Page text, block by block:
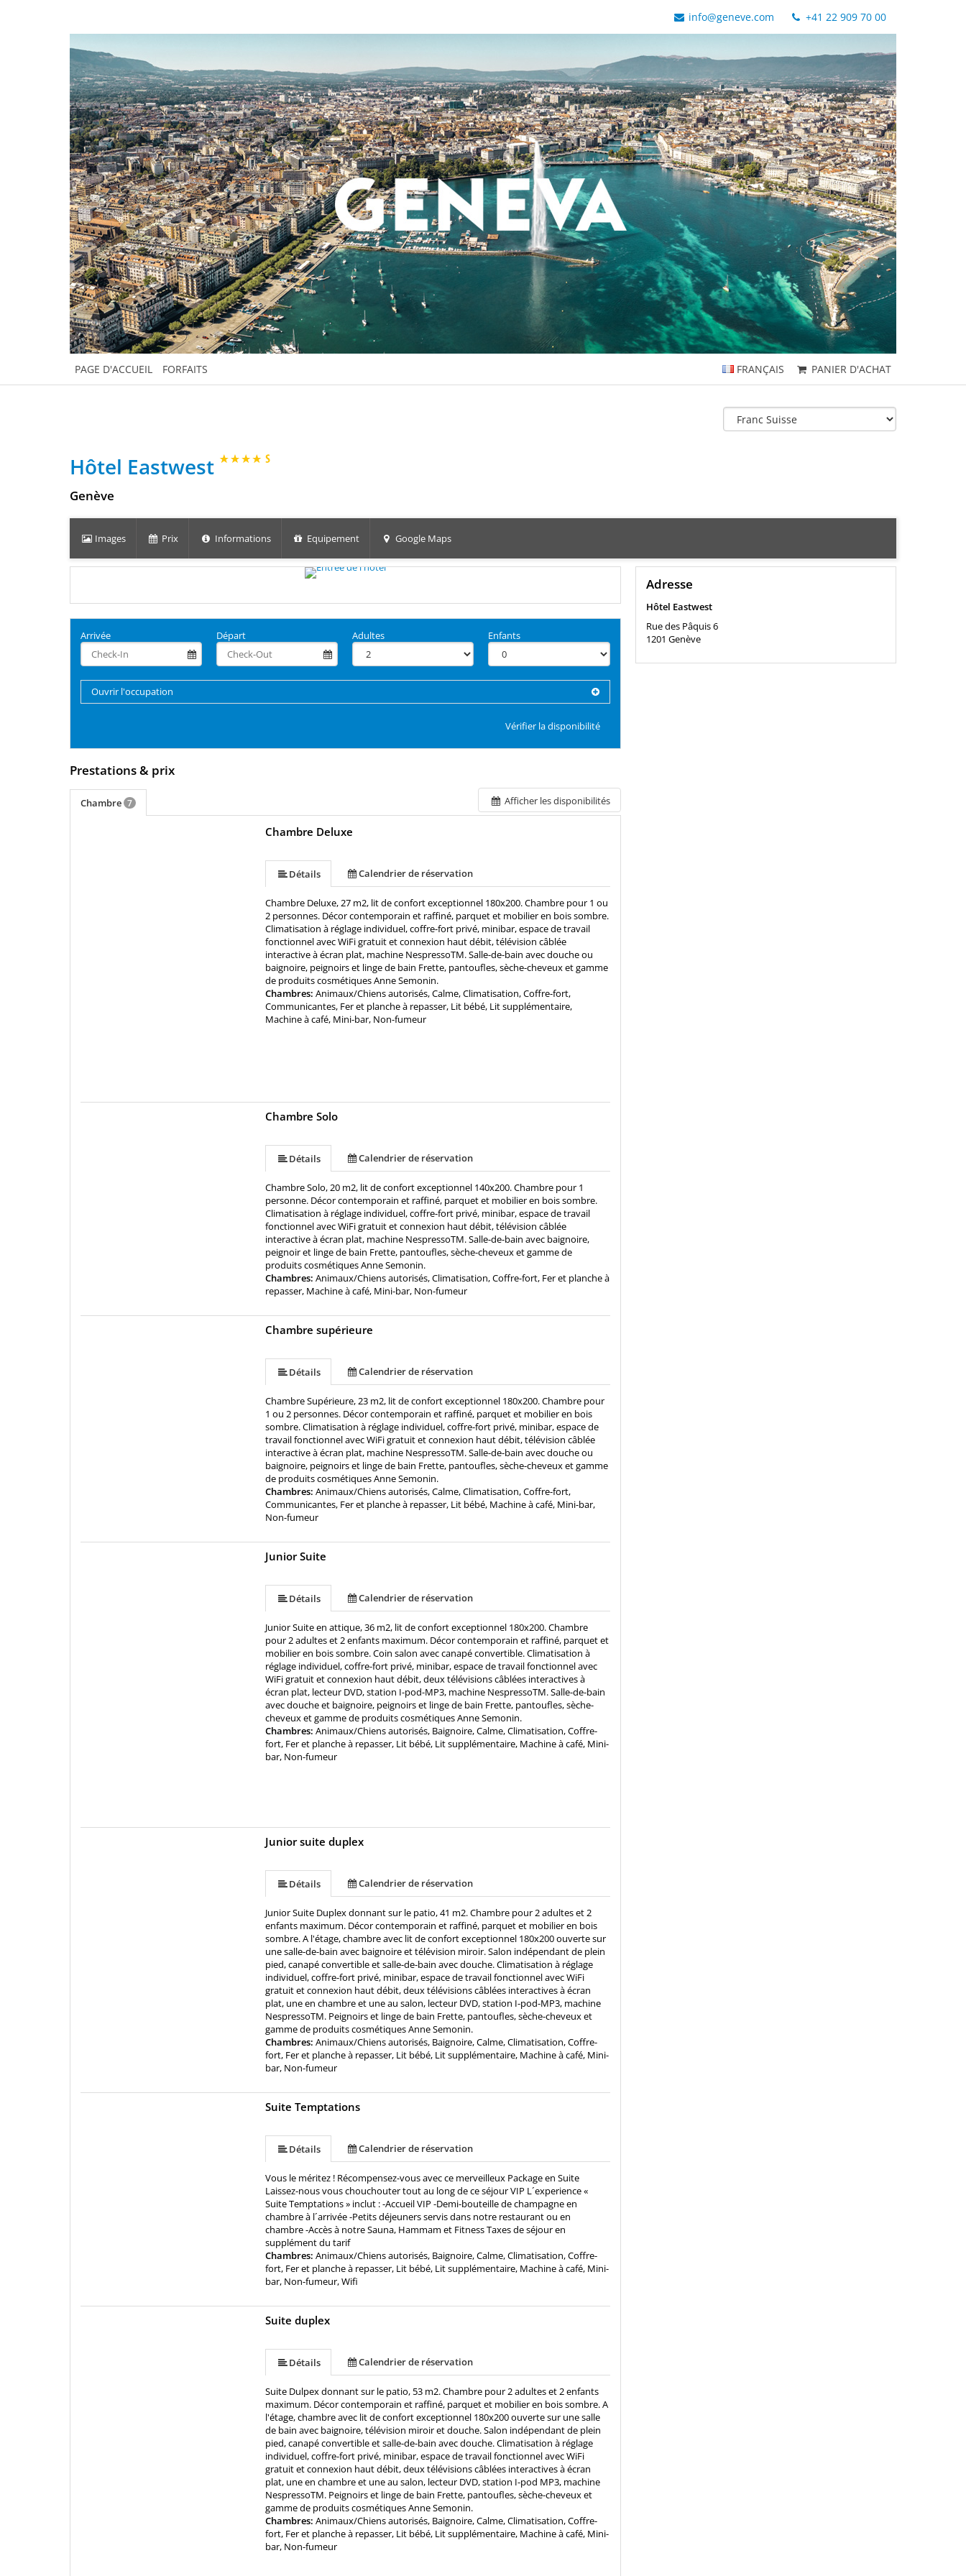
info@geneve.com +41 22 909 70 00
FRANÇAIS PANIER D'ACHAT
PAGE D'ACCUEIL FORFAITS
Hôtel Eastwest
Genève
Images Prix Informations Equipement Google Maps
Arrivée Départ Adultes Enfants
Ouvrir l'occupation
Vérifier la disponibilité
Afficher les disponibilités
Prestations & prix
Chambre 7
Chambre Deluxe
Détails Calendrier de réservation
Chambre Deluxe, 27 m2, lit de confort exceptionnel 180x200. Chambre pour 1 ou
2 personnes. Décor contemporain et raffiné, parquet et mobilier en bois sombre.
Climatisation à réglage individuel, coffre-fort privé, minibar, espace de travail
fonctionnel avec WiFi gratuit et connexion haut débit, télévision câblée
interactive à écran plat, machine NespressoTM. Salle-de-bain avec douche ou
baignoire, peignoirs et linge de bain Frette, pantoufles, sèche-cheveux et gamme
de produits cosmétiques Anne Semonin.
Chambres:Animaux/Chiens autorisés, Calme, Climatisation, Coffre-fort,
Communicantes, Fer et planche à repasser, Lit bébé, Lit supplémentaire,
Machine à café, Mini-bar, Non-fumeur
Chambre Solo
Détails Calendrier de réservation
Chambre Solo, 20 m2, lit de confort exceptionnel 140x200. Chambre pour 1
personne. Décor contemporain et raffiné, parquet et mobilier en bois sombre.
Climatisation à réglage individuel, coffre-fort privé, minibar, espace de travail
fonctionnel avec WiFi gratuit et connexion haut débit, télévision câblée
interactive à écran plat, machine NespressoTM. Salle-de-bain avec baignoire,
peignoir et linge de bain Frette, pantoufles, sèche-cheveux et gamme de
produits cosmétiques Anne Semonin.
Chambres:Animaux/Chiens autorisés, Climatisation, Coffre-fort, Fer et planche à
repasser, Machine à café, Mini-bar, Non-fumeur
Chambre supérieure
Détails Calendrier de réservation
Chambre Supérieure, 23 m2, lit de confort exceptionnel 180x200. Chambre pour
1 ou 2 personnes. Décor contemporain et raffiné, parquet et mobilier en bois
sombre. Climatisation à réglage individuel, coffre-fort privé, minibar, espace de
travail fonctionnel avec WiFi gratuit et connexion haut débit, télévision câblée
interactive à écran plat, machine NespressoTM. Salle-de-bain avec douche ou
baignoire, peignoirs et linge de bain Frette, pantoufles, sèche-cheveux et gamme
de produits cosmétiques Anne Semonin.
Chambres:Animaux/Chiens autorisés, Calme, Climatisation, Coffre-fort,
Communicantes, Fer et planche à repasser, Lit bébé, Machine à café, Mini-bar,
Non-fumeur
Junior Suite
Détails Calendrier de réservation
Junior Suite en attique, 36 m2, lit de confort exceptionnel 180x200. Chambre
pour 2 adultes et 2 enfants maximum. Décor contemporain et raffiné, parquet et
mobilier en bois sombre. Coin salon avec canapé convertible. Climatisation à
réglage individuel, coffre-fort privé, minibar, espace de travail fonctionnel avec
WiFi gratuit et connexion haut débit, deux télévisions câblées interactives à
écran plat, lecteur DVD, station I-pod-MP3, machine NespressoTM. Salle-de-bain
avec douche et baignoire, peignoirs et linge de bain Frette, pantoufles, sèche-
cheveux et gamme de produits cosmétiques Anne Semonin.
Chambres:Animaux/Chiens autorisés, Baignoire, Calme, Climatisation, Coffre-
fort, Fer et planche à repasser, Lit bébé, Lit supplémentaire, Machine à café, Mini-
bar, Non-fumeur
Junior suite duplex
Détails Calendrier de réservation
Junior Suite Duplex donnant sur le patio, 41 m2. Chambre pour 2 adultes et 2
enfants maximum. Décor contemporain et raffiné, parquet et mobilier en bois
sombre. A l'étage, chambre avec lit de confort exceptionnel 180x200 ouverte sur
une salle-de-bain avec baignoire et télévision miroir. Salon indépendant de plein
pied, canapé convertible et salle-de-bain avec douche. Climatisation à réglage
individuel, coffre-fort privé, minibar, espace de travail fonctionnel avec WiFi
gratuit et connexion haut débit, deux télévisions câblées interactives à écran
plat, une en chambre et une au salon, lecteur DVD, station I-pod-MP3, machine
NespressoTM. Peignoirs et linge de bain Frette, pantoufles, sèche-cheveux et
gamme de produits cosmétiques Anne Semonin.
Chambres:Animaux/Chiens autorisés, Baignoire, Calme, Climatisation, Coffre-
fort, Fer et planche à repasser, Lit bébé, Lit supplémentaire, Machine à café, Mini-
bar, Non-fumeur
Suite Temptations
Détails Calendrier de réservation
Vous le méritez ! Récompensez-vous avec ce merveilleux Package en Suite
Laissez-nous vous chouchouter tout au long de ce séjour VIP L´experience «
Suite Temptations » inclut : -Accueil VIP -Demi-bouteille de champagne en
chambre à l´arrivée -Petits déjeuners servis dans notre restaurant ou en
chambre -Accès à notre Sauna, Hammam et Fitness Taxes de séjour en
supplément du tarif
Chambres:Animaux/Chiens autorisés, Baignoire, Calme, Climatisation, Coffre-
fort, Fer et planche à repasser, Lit bébé, Lit supplémentaire, Machine à café, Mini-
bar, Non-fumeur, Wifi
Suite duplex
Détails Calendrier de réservation
Suite Dulpex donnant sur le patio, 53 m2. Chambre pour 2 adultes et 2 enfants
maximum. Décor contemporain et raffiné, parquet et mobilier en bois sombre. A
l'étage, chambre avec lit de confort exceptionnel 180x200 ouverte sur une salle
de bain avec baignoire, télévision miroir et douche. Salon indépendant de plein
pied, canapé convertible et salle-de-bain avec douche. Climatisation à réglage
individuel, coffre-fort privé, minibar, espace de travail fonctionnel avec WiFi
gratuit et connexion haut débit, deux télévisions câblées interactives à écran
plat, une en chambre et une au salon, lecteur DVD, station I-pod MP3, machine
NespressoTM. Peignoirs et linge de bain Frette, pantoufles, sèche-cheveux et
gamme de produits cosmétiques Anne Semonin.
Chambres:Animaux/Chiens autorisés, Baignoire, Calme, Climatisation, Coffre-
fort, Fer et planche à repasser, Lit bébé, Lit supplémentaire, Machine à café, Mini-
bar, Non-fumeur
Adresse
Hôtel Eastwest
Rue des Pâquis 6
1201 Genève